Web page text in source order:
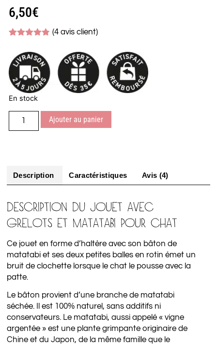
6,50€
sur 5
basé sur
notations
client
(4 avis client)
En stock
Ajouter au panier
Description Caractéristiques Avis (4)
DESCRIPTION DU JOUET AVEC
GRELOTS ET MATATABI POUR CHAT
Ce jouet en forme d’haltère avec son bâton de
matatabi et ses deux petites balles en rotin émet un
bruit de clochette lorsque le chat le pousse avec la
patte.
Le bâton provient d’une branche de matatabi
séchée. Il est 100% naturel, sans additifs ni
conservateurs. Le matatabi, aussi appelé « vigne
argentée » est une plante grimpante originaire de
Chine et du Japon, de la même famille que le